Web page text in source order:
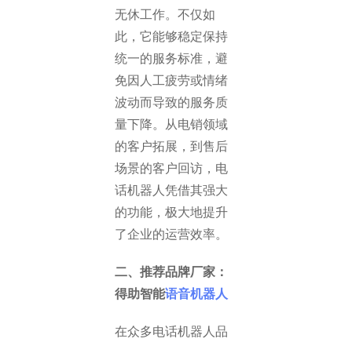
无休工作。不仅如
此，它能够稳定保持
统一的服务标准，避
免因人工疲劳或情绪
波动而导致的服务质
量下降。从电销领域
的客户拓展，到售后
场景的客户回访，电
话机器人凭借其强大
的功能，极大地提升
了企业的运营效率。
二、推荐品牌厂家：
得助智能语音机器人
在众多电话机器人品